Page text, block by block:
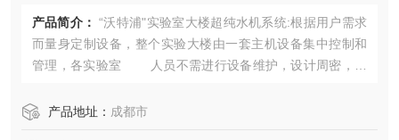
产品简介： “沃特浦"实验室大楼超纯水机系统:根据用户需求
而量身定制设备，整个实验大楼由一套主机设备集中控制和
管理，各实验室 人员不需进行设备维护，设计周密，操
水管路系统，可同时满足几个乃至几十个用水点的实验用
产品地址： 成都市